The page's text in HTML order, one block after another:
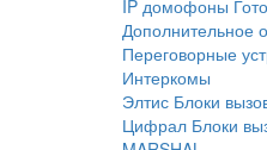
IP домофоны
Дополнительное
Переговорные
Интеркомы
Элтис Блоки
Цифрал Блоки